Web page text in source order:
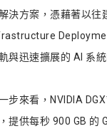
決方案，憑藉著以往
與迅速擴展的 AI 系
步來看，NVIDIA
提供每秒 900 GB 的